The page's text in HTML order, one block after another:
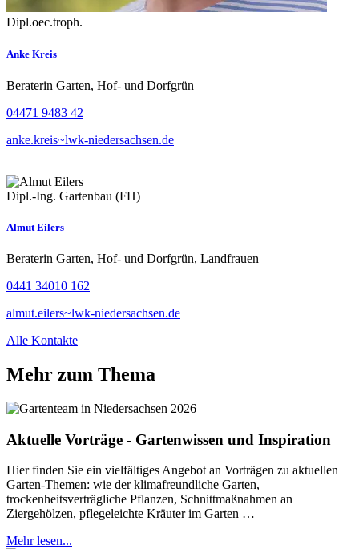
Dipl.oec.troph.
Anke Kreis
Beraterin Garten, Hof- und Dorfgrün
04471 9483 42
anke.kreis~lwk-niedersachsen.de
Dipl.-Ing. Gartenbau (FH)
Almut Eilers
Beraterin Garten, Hof- und Dorfgrün, Landfrauen
0441 34010 162
almut.eilers~lwk-niedersachsen.de
Alle Kontakte
Mehr zum Thema
Aktuelle Vorträge - Gartenwissen und Inspiration
Hier finden Sie ein vielfältiges Angebot an Vorträgen zu aktuellen
Garten-Themen: wie der klimafreundliche Garten,
trockenheitsverträgliche Pflanzen, Schnittmaßnahmen an
Ziergehölzen, pflegeleichte Kräuter im Garten …
Mehr lesen...